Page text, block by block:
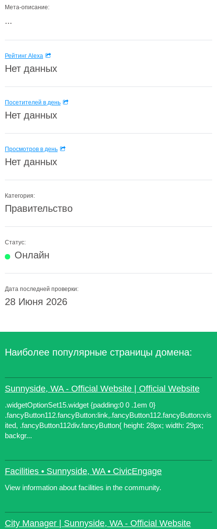
Мета-описание:
...
Рейтинг Alexa
Нет данных
Посетителей в день
Нет данных
Просмотров в день
Нет данных
Категория:
Правительство
Статус:
Онлайн
Дата последней проверки:
28 Июня 2026
Наиболее популярные страницы домена:
Sunnyside, WA - Official Website | Official Website
.widgetOptionSet15.widget {padding:0 0 .1em 0}
.fancyButton112.fancyButton:link,.fancyButton112.fancyButton:vis
ited, .fancyButton112div.fancyButton{ height: 28px; width: 29px;
backgr...
Facilities • Sunnyside, WA • CivicEngage
View information about facilities in the community.
City Manager | Sunnyside, WA - Official Website